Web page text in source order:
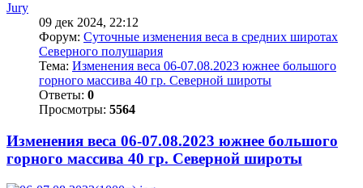
Jury
09 дек 2024, 22:12
Форум: Суточные изменения веса в средних широтах
Северного полушария
Тема: Изменения веса 06-07.08.2023 южнее большого
горного массива 40 гр. Северной широты
Ответы: 0
Просмотры: 5564
Изменения веса 06-07.08.2023 южнее большого
горного массива 40 гр. Северной широты